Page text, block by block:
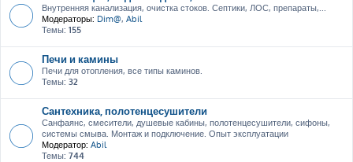
Внутренняя канализация, очистка стоков. Септики, ЛОС, препараты,...
Модераторы: Dim@, Abil
Темы: 155
Печи и камины
Печи для отопления, все типы каминов.
Темы: 32
Сантехника, полотенцесушители
Санфаянс, смесители, душевые кабины, полотенцесушители, сифоны,
системы смыва. Монтаж и подключение. Опыт эксплуатации
Модератор: Abil
Темы: 744